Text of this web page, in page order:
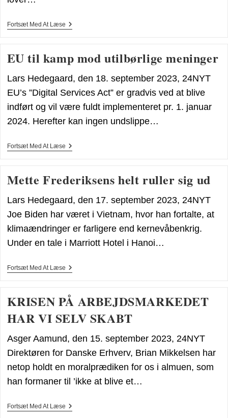
Fortsæt Med At LæseEn
EU til kamp mod utilbørlige meninger
Lars Hedegaard, den 18. september 2023, 24NYT
EU’s ”Digital Services Act” er gradvis ved at blive
indført og vil være fuldt implementeret pr. 1. januar
2024. Herefter kan ingen undslippe…
Fortsæt Med At LæseEU
Utilbørlige
Meninger
Mette Frederiksens helt ruller sig ud
Lars Hedegaard, den 17. september 2023, 24NYT
Joe Biden har været i Vietnam, hvor han fortalte, at
klimaændringer er farligere end kernevåbenkrig.
Under en tale i Marriott Hotel i Hanoi…
Fortsæt Med At LæseMette
Sig
Ud
KRISEN PÅ ARBEJDSMARKEDET
HAR VI SELV SKABT
Asger Aamund, den 15. september 2023, 24NYT
Direktøren for Danske Erhverv, Brian Mikkelsen har
netop holdt en moralprædiken for os i almuen, som
han formaner til ’ikke at blive et…
Fortsæt Med At LæseKRISEN